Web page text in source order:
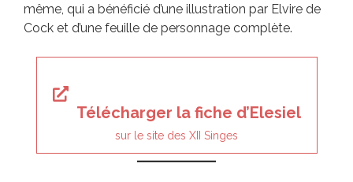
même, qui a bénéficié d’une illustration par Elvire de
Cock et d’une feuille de personnage complète.
Télécharger la fiche d’Elesiel
sur le site des XII Singes